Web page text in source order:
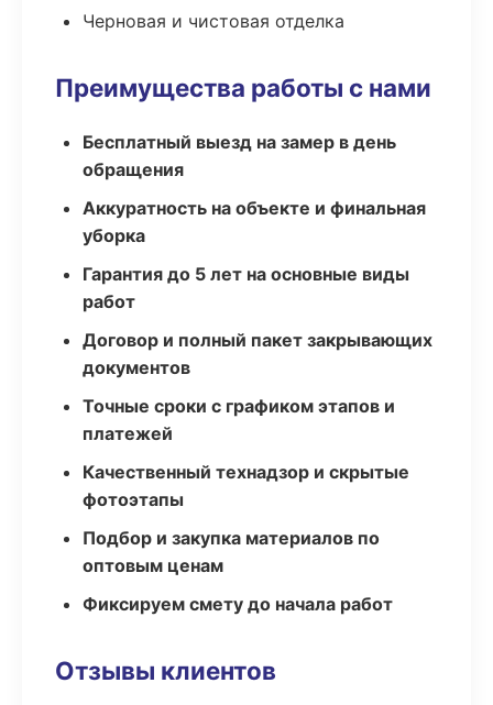
Черновая и чистовая отделка
Преимущества работы с нами
Бесплатный выезд на замер в день
обращения
Аккуратность на объекте и финальная
уборка
Гарантия до 5 лет на основные виды
работ
Договор и полный пакет закрывающих
документов
Точные сроки с графиком этапов и
платежей
Качественный технадзор и скрытые
фотоэтапы
Подбор и закупка материалов по
оптовым ценам
Фиксируем смету до начала работ
Отзывы клиентов